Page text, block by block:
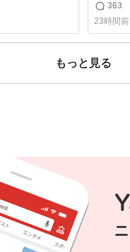
返
信
数
363
23時間前
もっと見る